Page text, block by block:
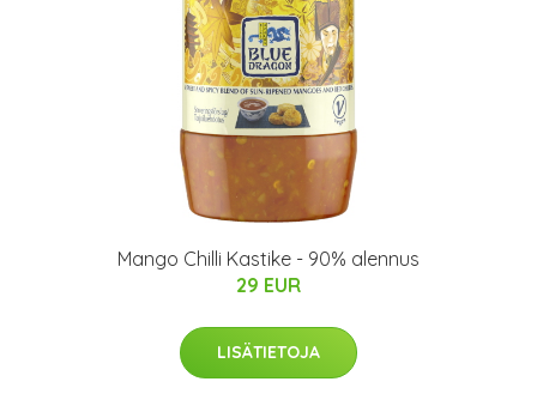
Mango Chilli Kastike - 90% alennus
29 EUR
LISÄTIETOJA